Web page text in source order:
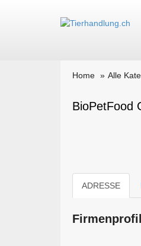
Home Alle
BioPetFood
ADRESSE